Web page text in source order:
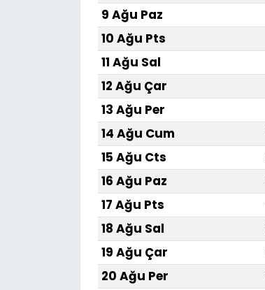
9 Ağu Paz
10 Ağu Pts
11 Ağu Sal
12 Ağu Çar
13 Ağu Per
14 Ağu Cum
15 Ağu Cts
16 Ağu Paz
17 Ağu Pts
18 Ağu Sal
19 Ağu Çar
20 Ağu Per